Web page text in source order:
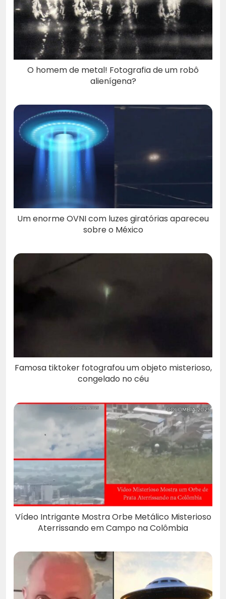
O homem de metal! Fotografia de um robô
alienígena?
Um enorme OVNI com luzes giratórias apareceu
sobre o México
Famosa tiktoker fotografou um objeto misterioso,
congelado no céu
Vídeo Intrigante Mostra Orbe Metálico Misterioso
Aterrissando em Campo na Colômbia